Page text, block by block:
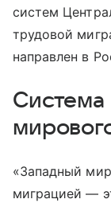
систем
трудовой
направлен в
Система
«Западный
миграцией —